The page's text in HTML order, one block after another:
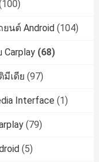
นต์ Android (104)
Carplay (68)
มีเดีย (97)
Interface (1)
(79)
(5)